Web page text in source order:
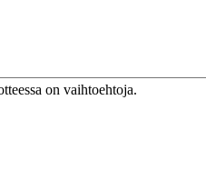
on vaihtoehtoja.